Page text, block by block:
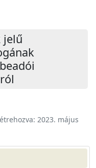
jelű
2023. május